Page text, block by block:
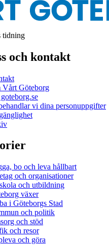
tidning
och kontakt
Vårt Göteborg
vi dina personuppgifter
bo och leva hållbart
och organisationer
och utbildning
växer
i Göteborgs Stad
och politik
och stöd
och resor
och göra